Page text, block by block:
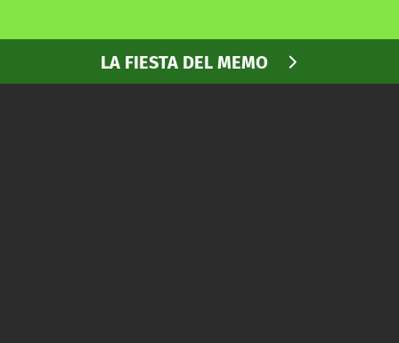
PROGRAMAS
TELESERIES
LA FIESTA DEL MEMO